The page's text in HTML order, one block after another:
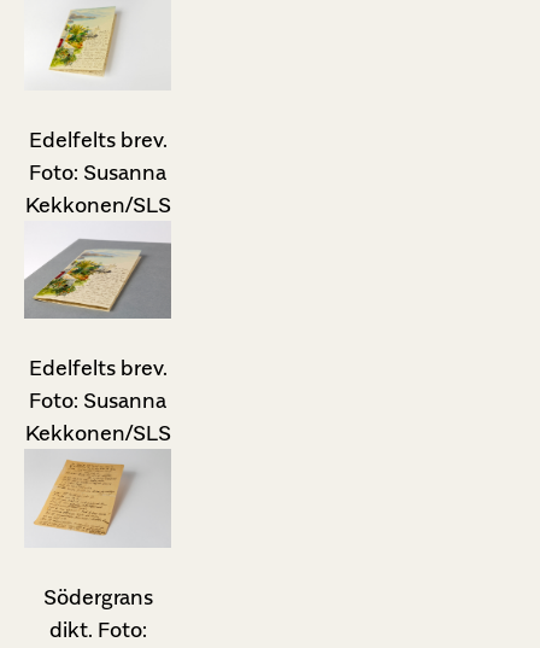
Edelfelts brev.
Foto: Susanna
Kekkonen/SLS
Edelfelts brev.
Foto: Susanna
Kekkonen/SLS
Södergrans
dikt. Foto: